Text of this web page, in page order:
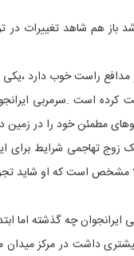
شد باز هم شاهد تغییرات
مدافع راست خوب دارد
کرده است .سرمربی
مطمئن خود را در
مشخص است که او شاید
ایرانجوان چه گذشته
داشت در مرکز